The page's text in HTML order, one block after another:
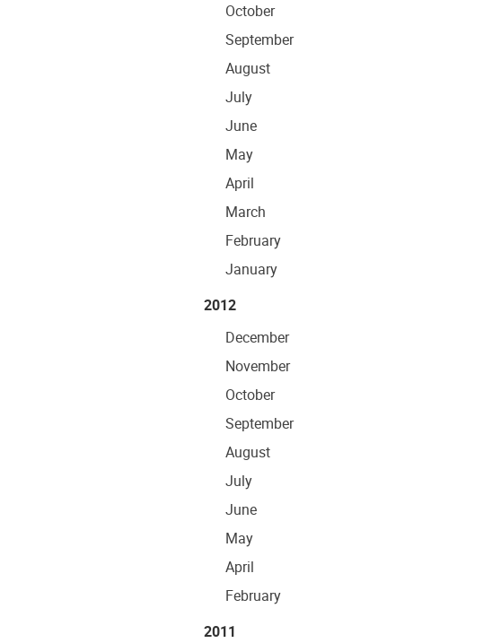
October
September
August
July
June
May
April
March
February
January
2012
December
November
October
September
August
July
June
May
April
February
2011